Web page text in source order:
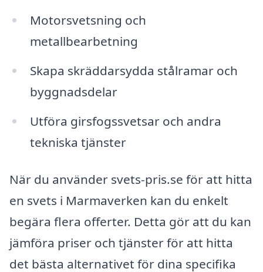
Motorsvetsning och
metallbearbetning
Skapa skräddarsydda stålramar och
byggnadsdelar
Utföra girsfogssvetsar och andra
tekniska tjänster
När du använder svets-pris.se för att hitta
en svets i Marmaverken kan du enkelt
begära flera offerter. Detta gör att du kan
jämföra priser och tjänster för att hitta
det bästa alternativet för dina specifika